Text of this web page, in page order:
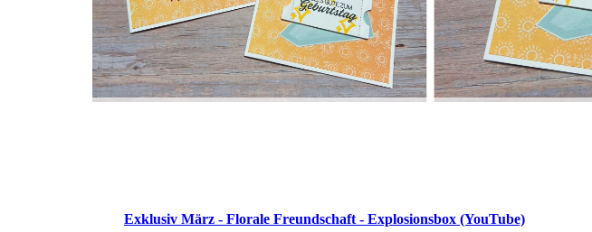
Exklusiv März - Florale Freundschaft - Explosionsbox (YouTube)